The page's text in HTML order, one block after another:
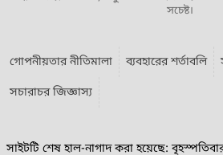
সচেষ্ট।
গোপনীয়তার নীতিমালা ব্যবহারের শর্তাবলি
সচারাচর জিজ্ঞাস্য
সাইটটি শেষ হাল-নাগাদ করা হয়েছে: